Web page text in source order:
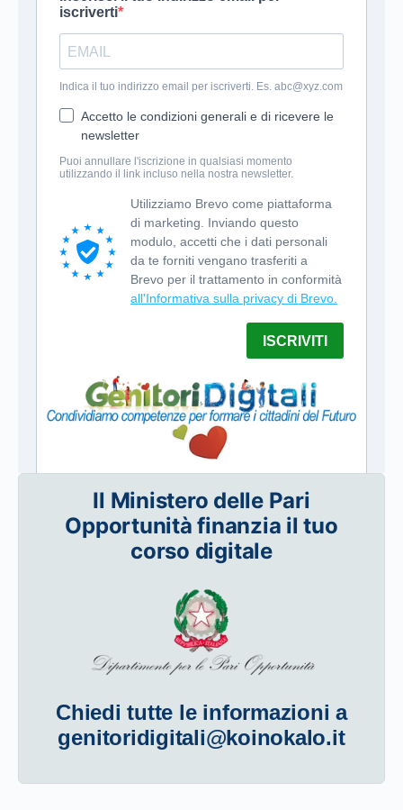
Il Ministero delle Pari
Opportunità finanzia il tuo
corso digitale
Chiedi tutte le informazioni a
genitoridigitali@koinokalo.it